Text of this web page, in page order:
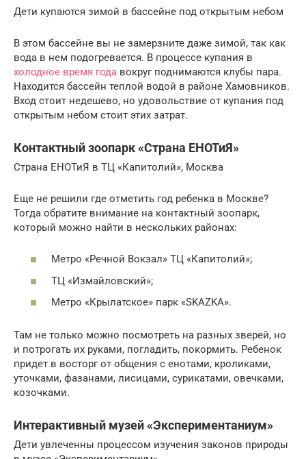
Дети купаются зимой в бассейне под открытым небом
В этом бассейне вы не замерзните даже зимой, так как
вода в нем подогревается. В процессе купания в
холодное время года вокруг поднимаются клубы пара.
Находится бассейн теплой водой в районе Хамовников.
Вход стоит недешево, но удовольствие от купания под
открытым небом стоит этих затрат.
Контактный зоопарк «Страна ЕНОТиЯ»
Страна ЕНОТиЯ в ТЦ «Капитолий», Москва
Еще не решили где отметить год ребенка в Москве?
Тогда обратите внимание на контактный зоопарк,
который можно найти в нескольких районах:
Метро «Речной Вокзал» ТЦ «Капитолий»;
ТЦ «Измайловский»;
Метро «Крылатское» парк «SKAZKA».
Там не только можно посмотреть на разных зверей, но
и потрогать их руками, погладить, покормить. Ребенок
придет в восторг от общения с енотами, кроликами,
уточками, фазанами, лисицами, сурикатами, овечками,
козочками.
Интерактивный музей «Экспериментаниум»
Дети увлеченны процессом изучения законов природы